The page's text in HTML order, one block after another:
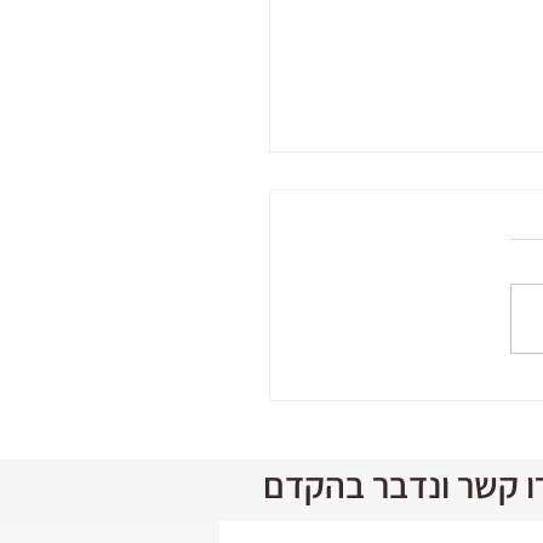
קשר ונדבר בהקדם